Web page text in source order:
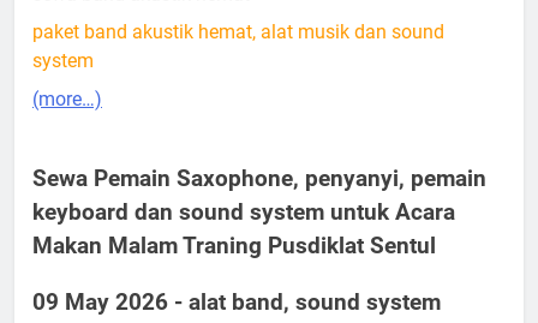
paket band akustik hemat, alat musik dan sound
system
(more…)
Sewa Pemain Saxophone, penyanyi, pemain
keyboard dan sound system untuk Acara
Makan Malam Traning Pusdiklat Sentul
09 May 2026 - alat band, sound system